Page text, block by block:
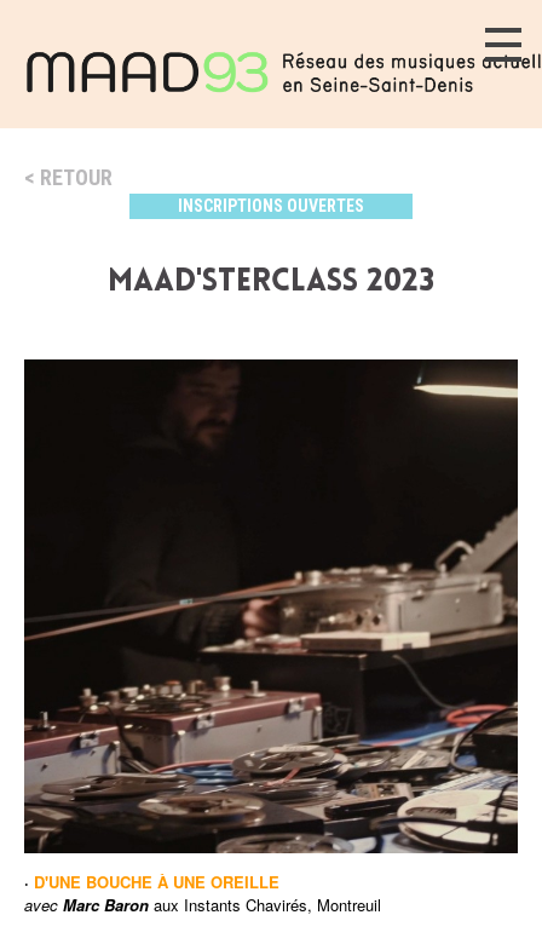
RETOUR
INSCRIPTIONS OUVERTES
MAAD'STERCLASS 2023
· D'UNE BOUCHE À UNE OREILLE
avec Marc Baron aux Instants Chavirés, Montreuil